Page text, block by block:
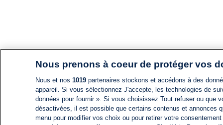
Nous prenons à coeur de protéger vos
Nous et nos 1019partenaires stockons et accédons à des
appareil. Si vous sélectionnez J'accepte, les technologies de
données pour fournir ». Si vous choisissez Tout refuser ou
désactivées, il est possible que certains contenus et annonces
menu pour modifier vos choix ou pour retirer votre